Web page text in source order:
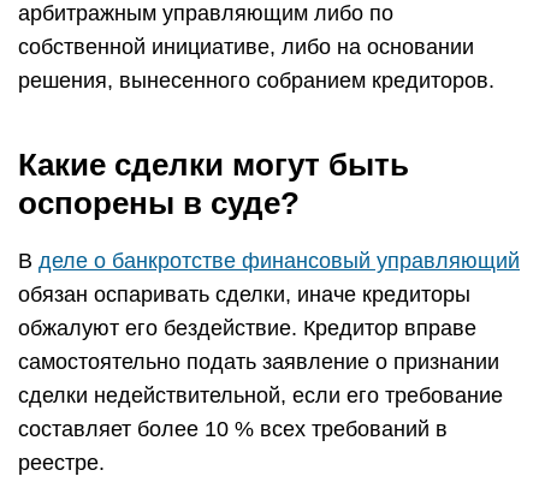
арбитражным управляющим либо по
собственной инициативе, либо на основании
решения, вынесенного собранием кредиторов.
Какие сделки могут быть
оспорены в суде?
В деле о банкротстве финансовый управляющий
обязан оспаривать сделки, иначе кредиторы
обжалуют его бездействие. Кредитор вправе
самостоятельно подать заявление о признании
сделки недействительной, если его требование
составляет более 10 % всех требований в
реестре.